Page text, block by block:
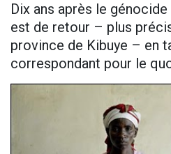
Dix ans après le
est de retour – plus
province de Kibuye – en
correspondant pour le